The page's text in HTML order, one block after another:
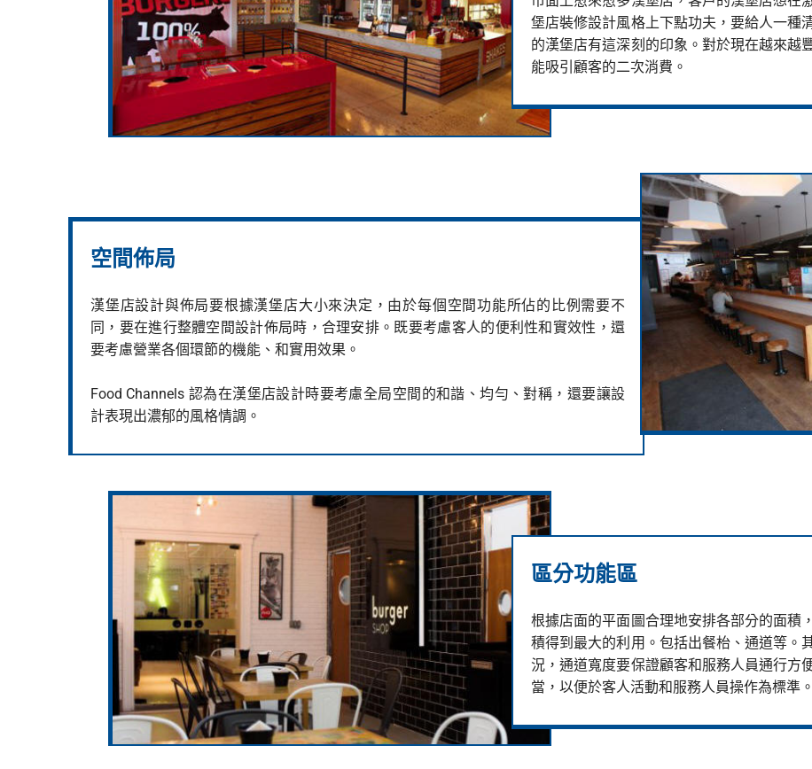
堡店裝修設計風格上下點功夫，要給人一種
的漢堡店有這深刻的印象。對於現在越來越
能吸引顧客的二次消費。
空間佈局
漢堡店設計與佈局要根據漢堡店大小來決定，由於每個空間功能所佔的比例需要不
同，要在進行整體空間設計佈局時，合理安排。既要考慮客人的便利性和實效性，還
要考慮營業各個環節的機能、和實用效果。
Food Channels 認為在漢堡店設計時要考慮全局空間的和諧、均勻、對稱，還要讓設
計表現出濃郁的風格情調。
區分功能區
根據店面的平面圖合理地安排各部分的面積
積得到最大的利用。包括出餐枱、通道等。
況，通道寬度要保證顧客和服務人員通行方
當，以便於客人活動和服務人員操作為標準。